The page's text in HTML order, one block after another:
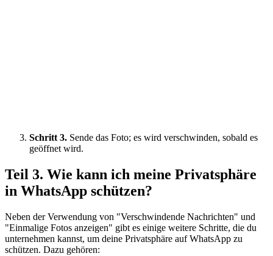
Schritt 3. Sende das Foto; es wird verschwinden, sobald es
geöffnet wird.
Teil 3. Wie kann ich meine Privatsphäre
in WhatsApp schützen?
Neben der Verwendung von "Verschwindende Nachrichten" und
"Einmalige Fotos anzeigen" gibt es einige weitere Schritte, die du
unternehmen kannst, um deine Privatsphäre auf WhatsApp zu
schützen. Dazu gehören: